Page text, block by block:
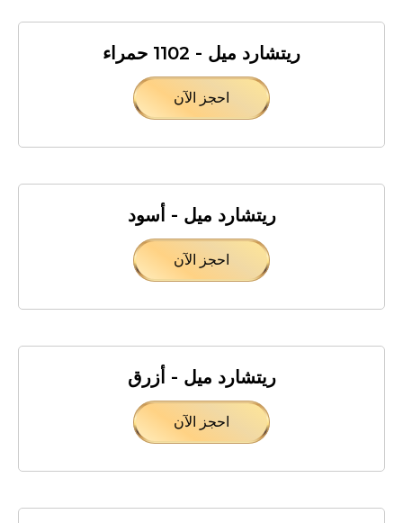
ريتشارد ميل - 1102 حمراء
احجز الآن
ريتشارد ميل - أسود
احجز الآن
ريتشارد ميل - أزرق
احجز الآن